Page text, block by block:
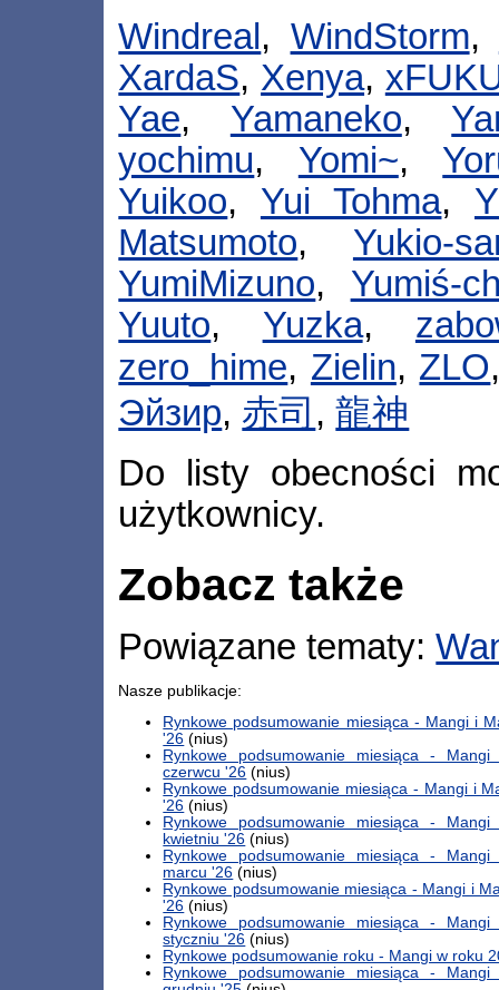
Windreal , WindStorm,
XardaS, Xenya,
Yae, Yamaneko,
yochimu, Yomi~,
Yuikoo, Yui Tohma,
Matsumoto, Yukio-
YumiMizuno, Yumiś-
Yuuto, Yuzka,
zero_hime, Zielin, ZLO
Эйзир, 赤司 ,龍神
Do listy obecności
użytkownicy.
Zobacz także
Powiązane tematy:
Nasze publikacje:
Rynkowe podsumowanie miesiąca - Mangi i
'26 (nius)
Rynkowe podsumowanie miesiąca -
czerwcu '26 (nius)
Rynkowe podsumowanie miesiąca - Mangi i
'26 (nius)
Rynkowe podsumowanie miesiąca -
kwietniu '26 (nius)
Rynkowe podsumowanie miesiąca -
marcu '26 (nius)
Rynkowe podsumowanie miesiąca - Mangi i
'26 (nius)
Rynkowe podsumowanie miesiąca -
styczniu '26 (nius)
Rynkowe podsumowanie roku - Mangi w roku
Rynkowe podsumowanie miesiąca -